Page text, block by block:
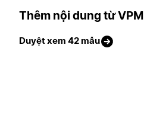
Thêm nội dung từ VPM
Duyệt xem 42 mẫu